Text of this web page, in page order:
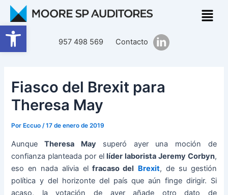
Abrir barra de herramientas
contenido
957 498 569
Contacto
Fiasco del Brexit para
Theresa May
Por Eccuo/17 de enero de 2019
Aunque Theresa May superó ayer una moción de
confianza planteada por ellíder laborista Jeremy Corbyn,
eso en nada alivia elfracaso del Brexit, de su gestión
política y del horizonte del país que aún finge dirigir. Si
acaso, la votación de ayer añade otro dato de
Navegación
de
entradas